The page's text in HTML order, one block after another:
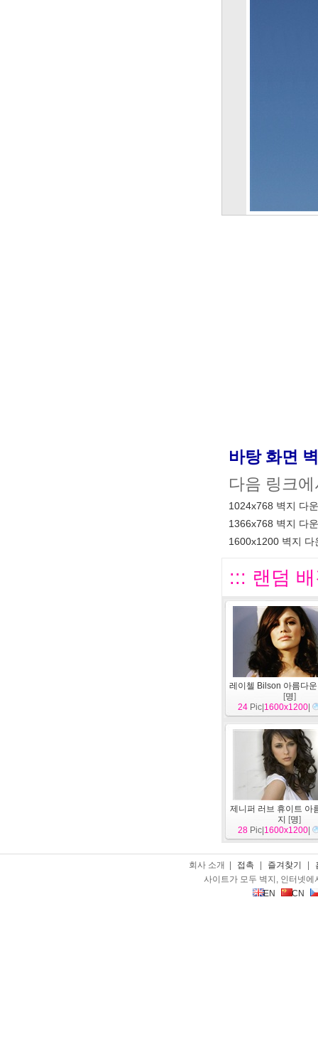
바탕 화면
다음 링크
1024x768 벽지 다
1366x768 벽지 다
1600x1200 벽지 다
::: 랜덤
레이첼 Bilson 아름다
[명]
24 Pic| 1600x1200
제니퍼 러브 휴이트 아
지
[명]
28 Pic| 1600x1200
회사 소개 | 접촉 즐겨찾기
사이트가 모두 벽지, 인터넷
EN
CN